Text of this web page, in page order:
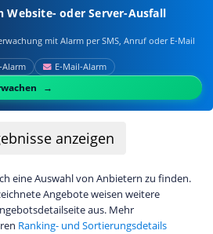
Website- oder Server-Ausfall
mit Alarm per SMS, Anruf oder E‑Mail
E‑Mail‑Alarm
anzeigen
eine Auswahl von Anbietern zu finden.
Angebote weisen weitere
aus. Mehr
Ranking- und Sortierungsdetails